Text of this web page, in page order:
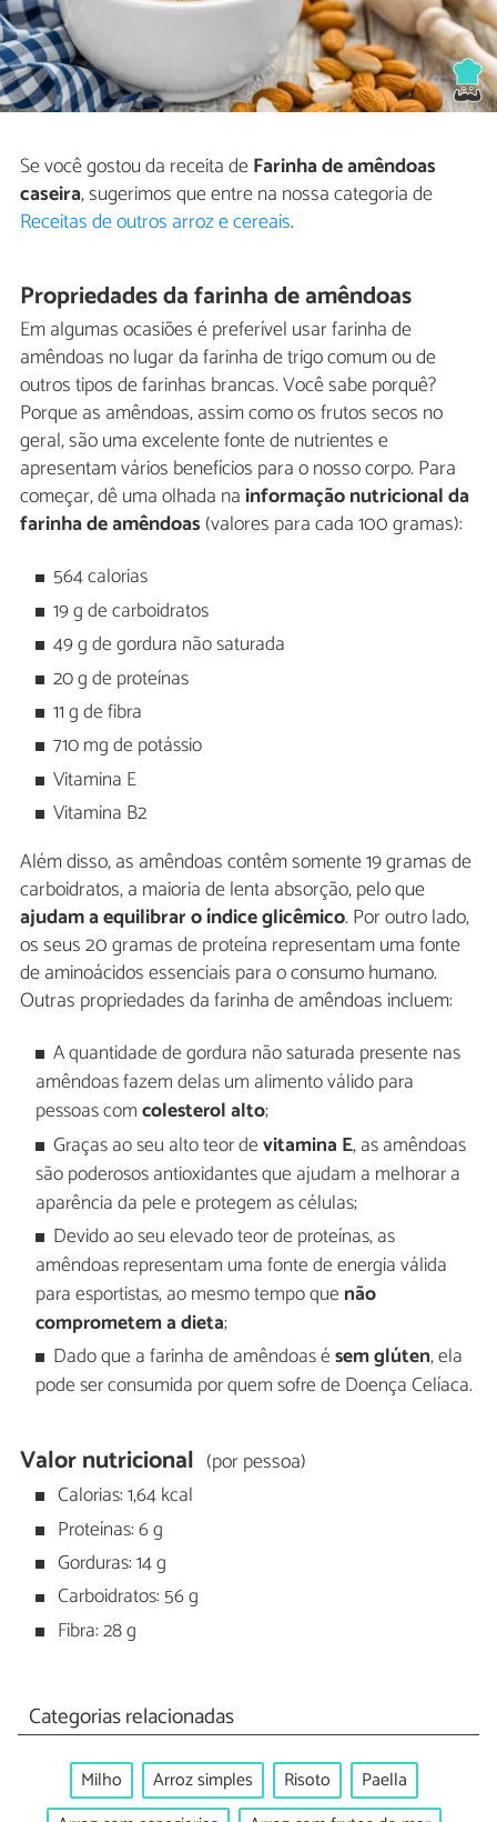
Se você gostou da receita deFarinha de amêndoas
caseira, sugerimos que entre na nossa categoria de
Receitas de outros arroz e cereais.
Propriedades da farinha de amêndoas
Em algumas ocasiões é preferível usar farinha de
amêndoas no lugar da farinha de trigo comum ou de
outros tipos de farinhas brancas. Você sabe porquê?
Porque as amêndoas, assim como os frutos secos no
geral, são uma excelente fonte de nutrientes e
apresentam vários benefícios para o nosso corpo. Para
começar, dê uma olhada na informação nutricional da
farinha de amêndoas (valores para cada 100 gramas):
564 calorias
19 g de carboidratos
49 g de gordura não saturada
20 g de proteínas
11 g de fibra
710 mg de potássio
Vitamina E
Vitamina B2
Além disso, as amêndoas contêm somente 19 gramas de
carboidratos, a maioria de lenta absorção, pelo que
ajudam a equilibrar o índice glicêmico. Por outro lado,
os seus 20 gramas de proteína representam uma fonte
de aminoácidos essenciais para o consumo humano.
Outras propriedades da farinha de amêndoas incluem:
A quantidade de gordura não saturada presente nas
amêndoas fazem delas um alimento válido para
pessoas comcolesterol alto;
Graças ao seu alto teor devitamina E, as amêndoas
são poderosos antioxidantes que ajudam a melhorar a
aparência da pele e protegem as células;
Devido ao seu elevado teor de proteínas, as
amêndoas representam uma fonte de energia válida
para esportistas, ao mesmo tempo que não
comprometem a dieta;
Dado que a farinha de amêndoas ésem glúten, ela
pode ser consumida por quem sofre de Doença Celíaca.
Valor nutricional (por pessoa)
Calorias: 1,64 kcal
Proteínas: 6 g
Gorduras: 14 g
Carboidratos: 56 g
Fibra: 28 g
Categorias relacionadas
Milho Arroz simples Risoto
Paella